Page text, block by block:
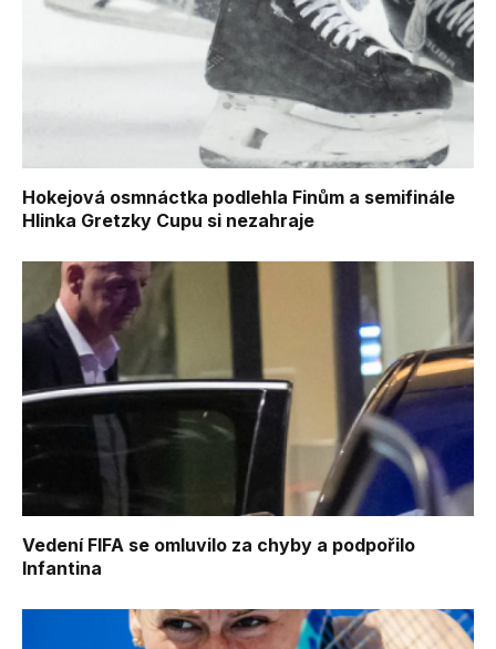
Hokejová osmnáctka podlehla Finům a semifinále
Hlinka Gretzky Cupu si nezahraje
Vedení FIFA se omluvilo za chyby a podpořilo
Infantina